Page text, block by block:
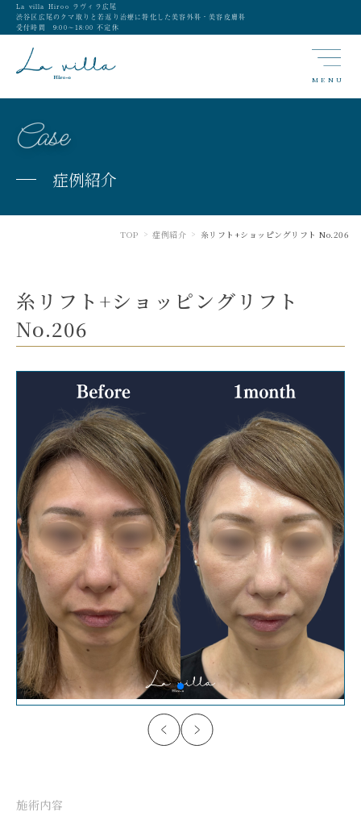
La villa Hiroo ラヴィラ広尾
渋谷区広尾のクマ取りと若返り治療に特化した美容外科・美容皮膚科
受付時間 9:00〜18:00 不定休
MENU
Case
症例紹介
TOP > 症例紹介 > 糸リフト+ショッピングリフト No.206
糸リフト+ショッピングリフト
No.206
施術内容